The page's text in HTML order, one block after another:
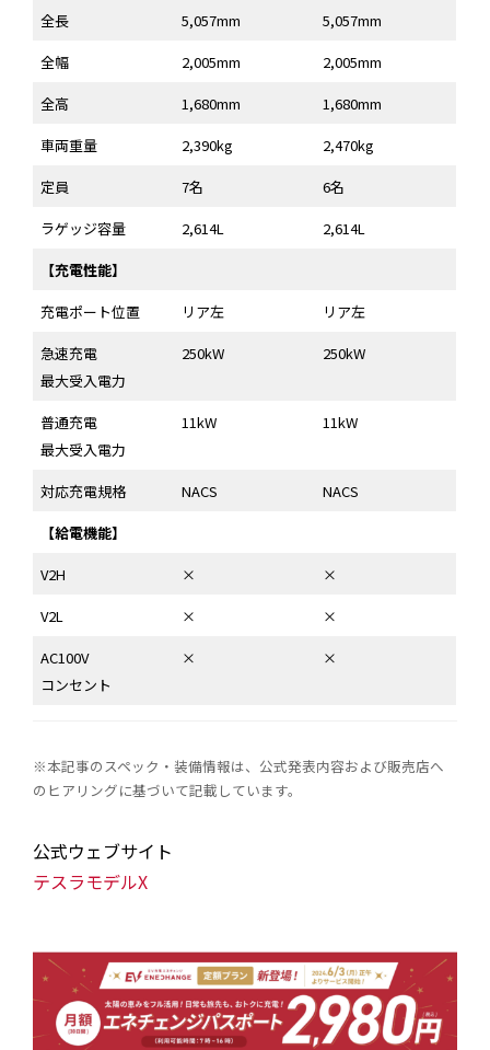
全長
5,057mm
5,057mm
全幅
2,005mm
2,005mm
全高
1,680mm
1,680mm
車両重量
2,390kg
2,470kg
定員
7名
6名
ラゲッジ容量
2,614L
2,614L
【充電性能】
充電ポート位置
リア左
リア左
急速充電
最大受入電力
250kW 250kW
普通充電
最大受入電力
11kW 11kW
対応充電規格 NACS
NACS
【給電機能】
V2H
×
×
V2L
×
×
AC100V
コンセント
× ×
※本記事のスペック・装備情報は、公式発表内容および販売店へ
のヒアリングに基づいて記載しています。
公式ウェブサイト
テスラモデルX